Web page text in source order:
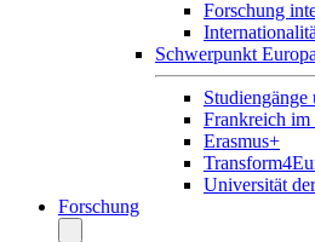
Forschung
Schwerpunkt Europa
Frankreich im
Erasmus+
Universität
Forschung